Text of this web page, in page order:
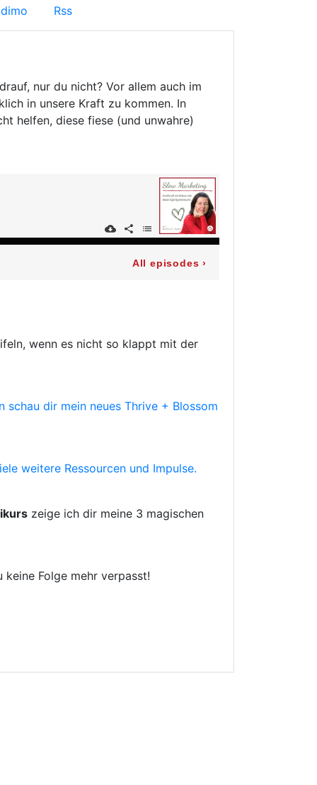
Rss
nur du nicht? Vor allem auch im
in unsere Kraft zu kommen. In
helfen, diese fiese (und unwahre)
wenn es nicht so klappt mit der
schau dir mein neues Thrive + Blossom
weitere Ressourcen und Impulse.
zeige ich dir meine 3 magischen
Folge mehr verpasst!